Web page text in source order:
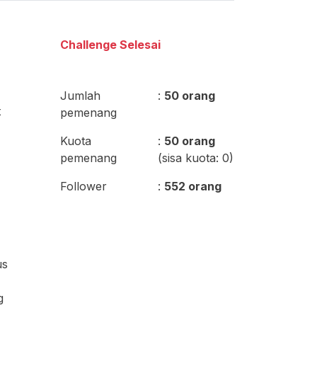
Challenge Selesai
Jumlah
pemenang
: 50 orang
Kuota
pemenang
: 50 orang
(sisa kuota: 0)
Follower
: 552 orang